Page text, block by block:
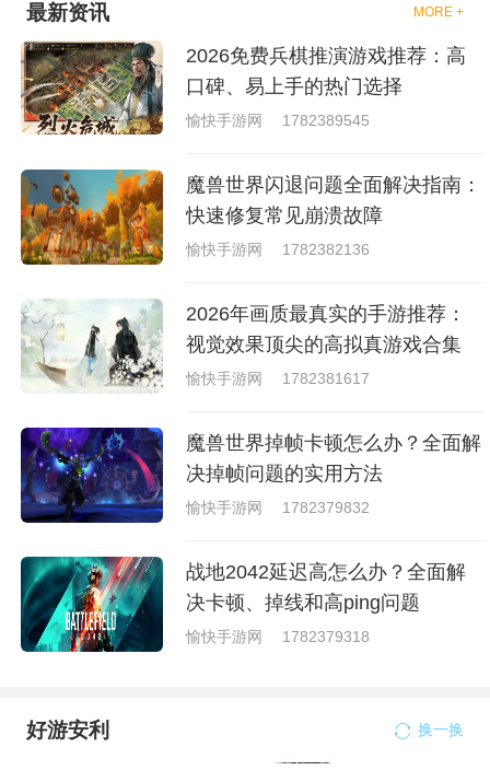
够去进行体验的，我们也是能够
就是收集了一些有意思的拳击游
戏，相信你们一定会喜欢的。
最新资讯 MORE +
2026免费兵棋推演游戏推荐：高
口碑、易上手的热门选择
愉快手游网 1782389545
魔兽世界闪退问题全面解决指南：
快速修复常见崩溃故障
愉快手游网 1782382136
2026年画质最真实的手游推荐：
视觉效果顶尖的高拟真游戏合集
愉快手游网 1782381617
魔兽世界掉帧卡顿怎么办？全面解
决掉帧问题的实用方法
愉快手游网 1782379832
战地2042延迟高怎么办？全面解
决卡顿、掉线和高ping问题
愉快手游网 1782379318
好游安利 换一换